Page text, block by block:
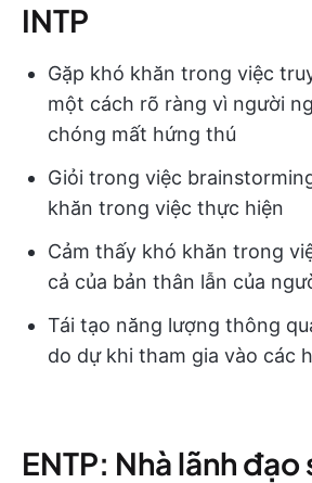
INTP
Gặp khó khăn trong việc
một cách rõ ràng vì người
chóng mất hứng thú
Giỏi trong việc
khăn trong việc thực hiện
Cảm thấy khó khăn trong
cả của bản thân lẫn của
Tái tạo năng lượng thông
do dự khi tham gia vào các
ENTP: Nhà lãnh